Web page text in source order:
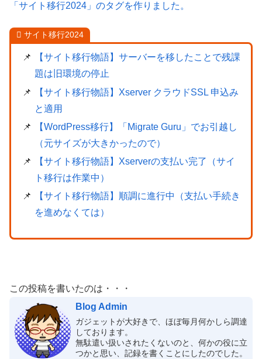
「サイト移行2024」のタグを作りました。
サイト移行2024
【サイト移行物語】サーバーを移したことで残課
題は旧環境の停止
【サイト移行物語】Xserver クラウドSSL 申込み
と適用
【WordPress移行】「Migrate Guru」でお引越し
（元サイズが大きかったので）
【サイト移行物語】Xserverの支払い完了（サイ
ト移行は作業中）
【サイト移行物語】順調に進行中（支払い手続き
を進めなくては）
この投稿を書いたのは・・・
Blog Admin
ガジェットが大好きで、ほぼ毎月何かしら調達
しております。
無駄遣い扱いされたくないのと、何かの役に立
つかと思い、記録を書くことにしたのでした。